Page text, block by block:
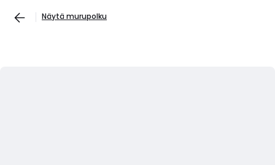
Näytä murupolku